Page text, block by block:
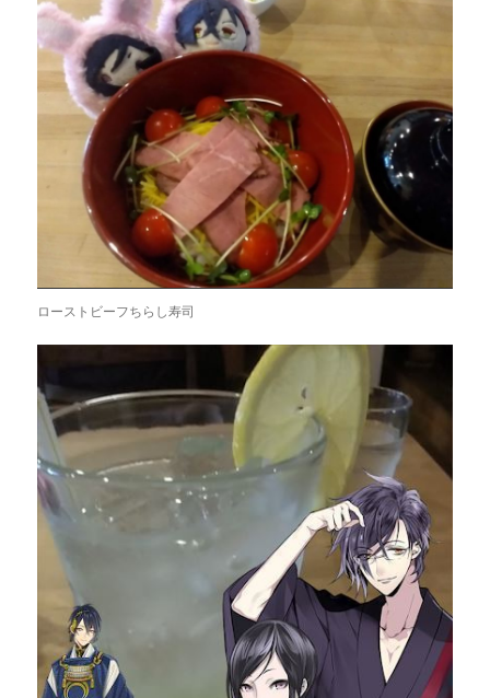
ローストビーフちらし寿司